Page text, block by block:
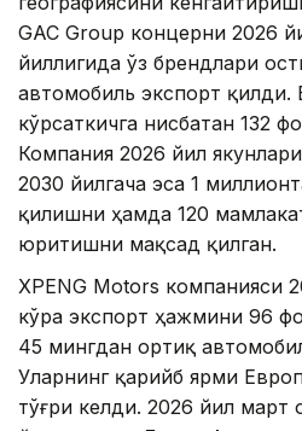
GAC Group концерни 2026
йиллигида ўз брендлари
автомобиль экспорт қилди.
кўрсаткичга нисбатан 132
Компания 2026 йил
2030 йилгача эса 1
қилишни ҳамда 120
юритишни мақсад қилган.
XPENG Motors компанияси
кўра экспорт ҳажмини 96
45 мингдан ортиқ
Уларнинг қарийб ярми
тўғри келди. 2026 йил март